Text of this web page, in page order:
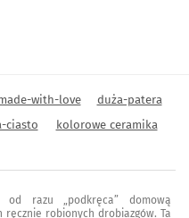
with-love
duża-patera
ciasto kolorowe ceramika
od razu „podkręca” domową
robionych drobiazgów. Ta